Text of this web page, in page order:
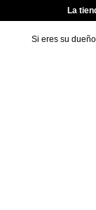
La
Si eres su